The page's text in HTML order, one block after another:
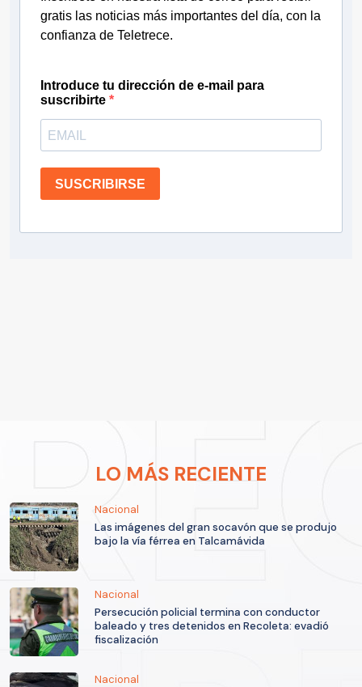
gratis las noticias más importantes del día, con la
confianza de Teletrece.
Introduce tu dirección de e-mail para
suscribirte
SUSCRIBIRSE
LO MÁS RECIENTE
Nacional
Las imágenes del gran socavón que se produjo
bajo la vía férrea en Talcamávida
Nacional
Persecución policial termina con conductor
baleado y tres detenidos en Recoleta: evadió
fiscalización
Nacional